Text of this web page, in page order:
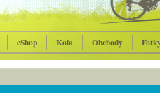
eShop Kola Obchody